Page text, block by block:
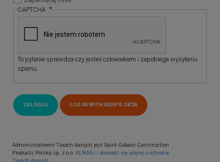
CAPTCHA
To pytanie sprawdza czy jesteś człowiekiem i zapobiega wysyłaniu
spamu.
Administratorem Twoich danych jest Saint-Gobain Construction
Products Polska sp. z o.o. KLIKNIJ i dowiedz się więcej o ochronie
Twoich danych.